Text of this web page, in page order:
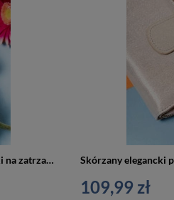
Klasyczny czerwony portfel damski na zatrzask i suwak - Lorenti 76115-GBL
109,99 zł